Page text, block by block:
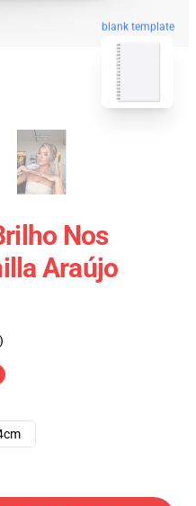
blank template
Nos
Araújo